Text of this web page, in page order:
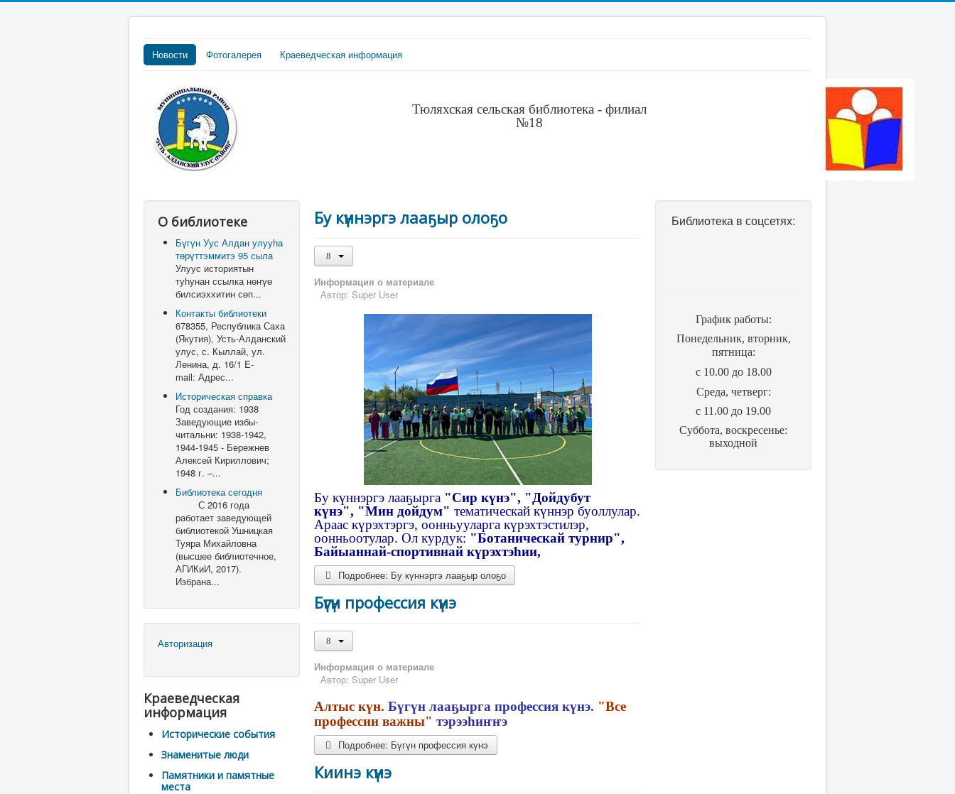
Новости Фотогалерея Краеведческая информация
Тюляхская сельская библиотека - филиал
№18
О библиотеке
Бүгүн Уус Алдан улууһа
төрүттэммитэ 95 сыла
Улуус историятын
туһунан ссылка нөҥүө
билсиэххитин сөп...
Контакты библиотеки
678355, Республика Саха
(Якутия), Усть-Алданский
улус, с. Кыллай, ул.
Ленина, д. 16/1 E-
mail: Адрес...
Историческая справка
Год создания: 1938
Заведующие избы-
читальни: 1938-1942,
1944-1945 - Бережнев
Алексей Кириллович;
1948 г. –...
Библиотека сегодня
С 2016 года
работает заведующей
библиотекой Ушницкая
Туяра Михайловна
(высшее библиотечное,
АГИКиИ, 2017).
Избрана...
Авторизация
Краеведческая
информация
Исторические события
Знаменитые люди
Памятники и памятные
места
Бу күннэргэ лааҕыр олоҕо
Информация о материале
Автор: Super User
Бу күннэргэ лааҕырга "Сир күнэ", "Дойдубут
күнэ", "Мин дойдум" тематическай күннэр буоллулар.
Араас күрэхтэргэ, оонньууларга күрэхтэстилэр,
оонньоотулар. Ол курдук: "Ботаническай турнир",
Байыаннай-спортивнай күрэхтэһии,
Подробнее: Бу күннэргэ лааҕыр олоҕо
Бүгүн профессия күнэ
Информация о материале
Автор: Super User
Алтыс күн. Бүгүн лааҕырга профессия күнэ. "Все
профессии важны" тэрээһиҥҥэ
Подробнее: Бүгүн профессия күнэ
Киинэ күнэ
Библиотека в соцсетях:
График работы:
Понедельник, вторник,
пятница:
с 10.00 до 18.00
Cреда, четверг:
с 11.00 до 19.00
Суббота, воскресенье:
выходной